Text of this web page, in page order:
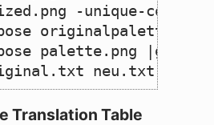
-unique-colors
palette.png
neu.txt
Translation Table